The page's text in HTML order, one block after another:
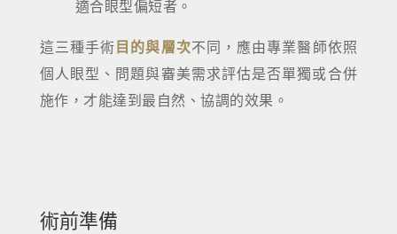
適合眼型偏短者。
這三種手術目的與層次不同，應由專業醫師依照
個人眼型、問題與審美需求評估是否單獨或合併
施作，才能達到最自然、協調的效果。
術前準備